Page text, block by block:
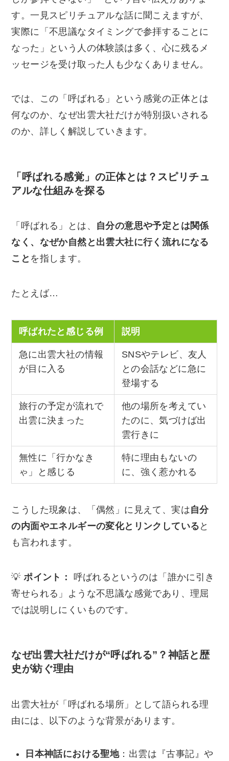
す。一見スピリチュアルな話に聞こえますが、
実際に「不思議なタイミングで参拝することに
なった」という人の体験談は多く、心に残るメ
ッセージを受け取った人も少なくありません。
では、この「呼ばれる」という感覚の正体とは
何なのか、なぜ出雲大社だけが特別扱いされる
のか、詳しく解説していきます。
「呼ばれる感覚」の正体とは？スピリチュ
アルな仕組みを探る
「呼ばれる」とは、 自分の意思や予定とは関係
なく、なぜか自然と出雲大社に行く流れになる
こと を指します。
たとえば…
呼ばれたと感じる例 説明
急に出雲大社の情報
が目に入る
SNSやテレビ、友人
との会話などに急に
登場する
旅行の予定が流れで
出雲に決まった
他の場所を考えてい
たのに、気づけば出
雲行きに
無性に「行かなき
ゃ」と感じる
特に理由もないの
に、強く惹かれる
こうした現象は、「偶然」に見えて、実は自分
の内面やエネルギーの変化とリンクしている と
も言われます。
💡ポイント：
呼ばれるというのは「誰かに引き
寄せられる」ような不思議な感覚であり、理屈
では説明しにくいものです。
なぜ出雲大社だけが“呼ばれる”？神話と歴
史が紡ぐ理由
出雲大社が「呼ばれる場所」として語られる理
由には、以下のような背景があります。
日本神話における聖地：出雲は『古事記』や